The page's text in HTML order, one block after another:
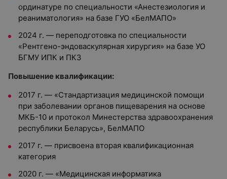
ординатуре по специальности «Анестезиология и
реаниматология» на базе ГУО «БелМАПО»
2024 г. — переподготовка по специальности
«Рентгено-эндоваскулярная хирургия» на базе УО
БГМУ ИПК и ПКЗ
Повышение квалификации:
2017 г. — «Стандартизация медицинской помощи
при заболевании органов пищеварения на основе
МКБ-10 и протокол Минестерства здравоохранения
республики Беларусь», БелМАПО
2017 г. — присвоена вторая квалификационная
категория
2020 г. — «Медицинская информатика